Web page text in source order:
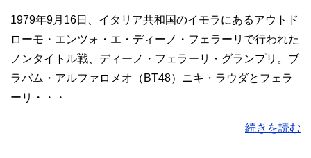
1979年9月16日、イタリア共和国のイモラにあるアウトド
ローモ・エンツォ・エ・ディーノ・フェラーリで行われた
ノンタイトル戦、ディーノ・フェラーリ・グランプリ。ブ
ラバム・アルファロメオ（BT48）ニキ・ラウダとフェラ
ーリ・・・
続きを読む